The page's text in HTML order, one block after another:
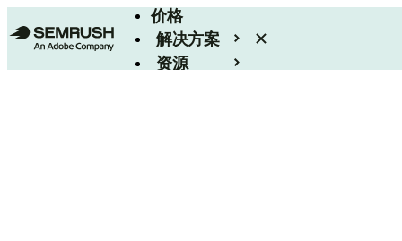
价格
解决方案
资源